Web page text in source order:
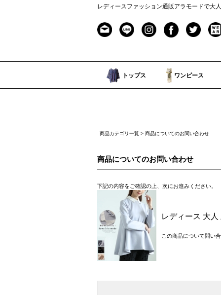
レディースファッション通販アラモードで大
トップス ワンピース
商品カテゴリ一覧 > 商品についてのお問い合わせ
商品についてのお問い合わせ
下記の内容をご確認の上、次にお進みください。
レディース 大
この商品について問い